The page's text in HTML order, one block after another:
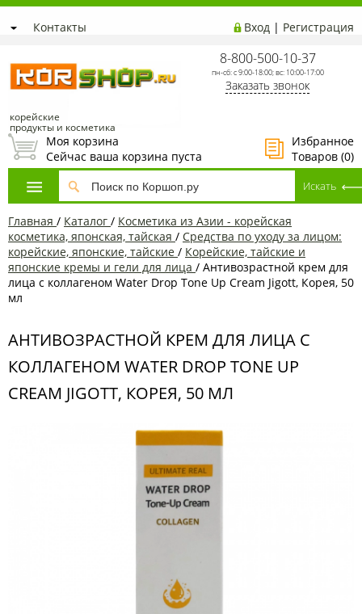
Контакты Вход | Регистрация
корейские
продукты и косметика
8-800-500-10-37
пн-сб: с 9:00-18:00; вс: 10:00-17:00
Заказать звонок
Избранное
Товаров (0)
Моя корзина
Сейчас ваша корзина пуста
Главная / Каталог / Косметика из Азии - корейская
косметика, японская, тайская / Средства по уходу за лицом:
корейские, японские, тайские / Корейские, тайские и
японские кремы и гели для лица / Антивозрастной крем для
лица с коллагеном Water Drop Tone Up Cream Jigott, Корея, 50
мл
АНТИВОЗРАСТНОЙ КРЕМ ДЛЯ ЛИЦА С
КОЛЛАГЕНОМ WATER DROP TONE UP
CREAM JIGOTT, КОРЕЯ, 50 МЛ